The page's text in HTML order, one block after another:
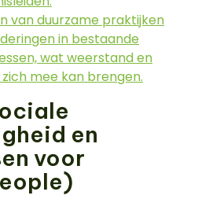
van duurzame praktijken
in bestaande
wat weerstand en
mee kan brengen.
en
voor